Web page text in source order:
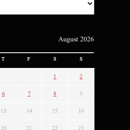
August 2026
T F S S
1 2
6 7 8 9
13 14 15 16